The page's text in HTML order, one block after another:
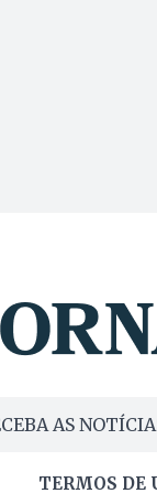
AS
TERMOS DE